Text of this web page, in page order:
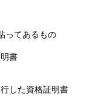
ってあるもの
書
した資格証明書